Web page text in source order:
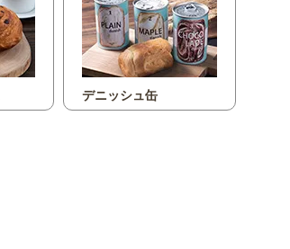
デニッシュ缶